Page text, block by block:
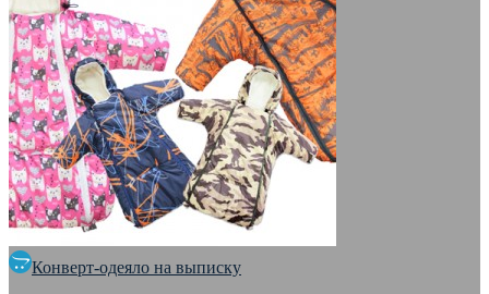
Конверт-одеяло на выписку